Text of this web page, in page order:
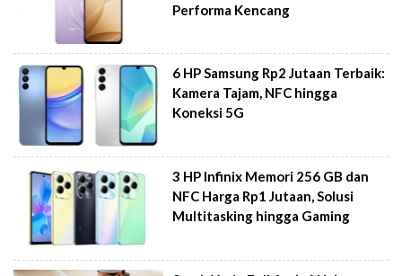
Performa Kencang
6 HP Samsung Rp2 Jutaan Terbaik:
Kamera Tajam, NFC hingga
Koneksi 5G
3 HP Infinix Memori 256 GB dan
NFC Harga Rp1 Jutaan, Solusi
Multitasking hingga Gaming